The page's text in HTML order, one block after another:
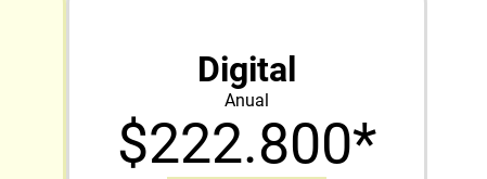
Digital
Anual
$222.800*